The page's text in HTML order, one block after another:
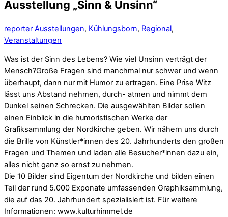
Ausstellung „Sinn & Unsinn“
reporter Ausstellungen, Kühlungsborn, Regional,
Veranstaltungen
Was ist der Sinn des Lebens? Wie viel Unsinn verträgt der
Mensch?Große Fragen sind manchmal nur schwer und wenn
überhaupt, dann nur mit Humor zu ertragen. Eine Prise Witz
lässt uns Abstand nehmen, durch- atmen und nimmt dem
Dunkel seinen Schrecken. Die ausgewählten Bilder sollen
einen Einblick in die humoristischen Werke der
Grafiksammlung der Nordkirche geben. Wir nähern uns durch
die Brille von Künstler*innen des 20. Jahrhunderts den großen
Fragen und Themen und laden alle Besucher*innen dazu ein,
alles nicht ganz so ernst zu nehmen.
Die 10 Bilder sind Eigentum der Nordkirche und bilden einen
Teil der rund 5.000 Exponate umfassenden Graphiksammlung,
die auf das 20. Jahrhundert spezialisiert ist. Für weitere
Informationen: www.kulturhimmel.de